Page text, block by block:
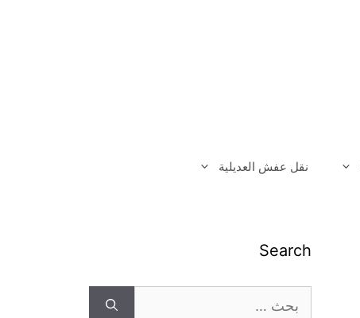
نقل عفش العديلية
Search